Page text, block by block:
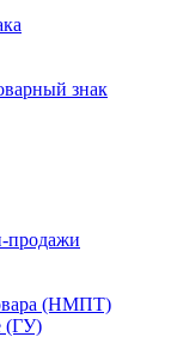
знак
продажи
(НМПТ)
(ГУ)